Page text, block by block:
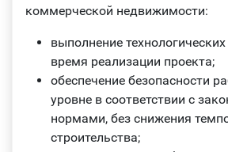
коммерческой недвижимости:
выполнение
время реализации проекта;
обеспечение безопасности
уровне в соответствии с
нормами, без снижения
строительства;